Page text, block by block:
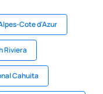
Cote d'Azur
Riviera
Cahuita